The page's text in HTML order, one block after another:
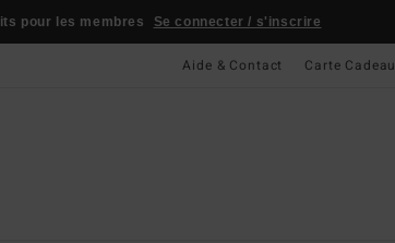
pour les membres Se connecter / s'inscrire
Aide & Contact Carte Cadeau